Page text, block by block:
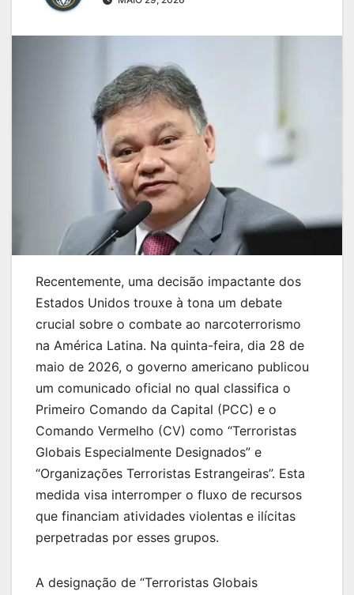
Recentemente, uma decisão impactante dos
Estados Unidos trouxe à tona um debate
crucial sobre o combate ao narcoterrorismo
na América Latina. Na quinta-feira, dia 28 de
maio de 2026, o governo americano publicou
um comunicado oficial no qual classifica o
Primeiro Comando da Capital (PCC) e o
Comando Vermelho (CV) como “Terroristas
Globais Especialmente Designados” e
“Organizações Terroristas Estrangeiras”. Esta
medida visa interromper o fluxo de recursos
que financiam atividades violentas e ilícitas
perpetradas por esses grupos.
A designação de “Terroristas Globais